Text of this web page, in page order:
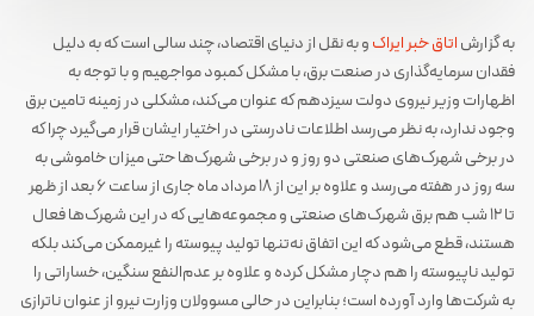
به گزارشاتاق خبر ایراکو به نقل از دنیای اقتصاد، چند سالی است که به دلیل
فقدان سرمایه‌گذاری در صنعت برق، با مشکل کمبود مواجهیم و با توجه به
اظهارات وزیر نیروی دولت سیزدهم که عنوان می‌کند، مشکلی در زمینه تامین برق
وجود ندارد، به نظر می‌رسد اطلاعات نادرستی در اختیار ایشان قرار می‌گیرد چرا که
در برخی شهرک‌های صنعتی دو روز و در برخی شهرک‌ها حتی میزان خاموشی به
سه روز در هفته می‌رسد و علاوه بر این از ۱۸ مرداد ماه جاری از ساعت ۶ بعد از ظهر
تا ۱۲ شب هم برق شهرک‌های صنعتی و مجموعه‌هایی که در این شهرک‌ها فعال
هستند، قطع می‌شود که این اتفاق نه‌تنها تولید پیوسته را غیر‌ممکن می‌کند بلکه
تولید ناپیوسته را هم دچار مشکل کرده و علاوه بر عدم‌النفع سنگین، خساراتی را
به شرکت‌ها وارد آورده است؛ بنابراین در حالی مسوولان وزارت نیرو از عنوان ناترازی